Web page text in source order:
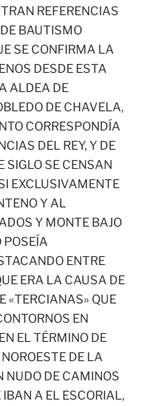
REFERENCIAS
BAUTISMO
SE CONFIRMA LA
DESDE ESTA
ALDEA DE
DE CHAVELA,
CORRESPONDÍA
DEL REY, Y DE
SIGLO SE CENSAN
EXCLUSIVAMENTE
Y AL
Y MONTE BAJO
POSEÍA
ENTRE
ERA LA CAUSA DE
«TERCIANAS» QUE
EN
EL TÉRMINO DE
DE LA
NUDO DE CAMINOS
A EL ESCORIAL,